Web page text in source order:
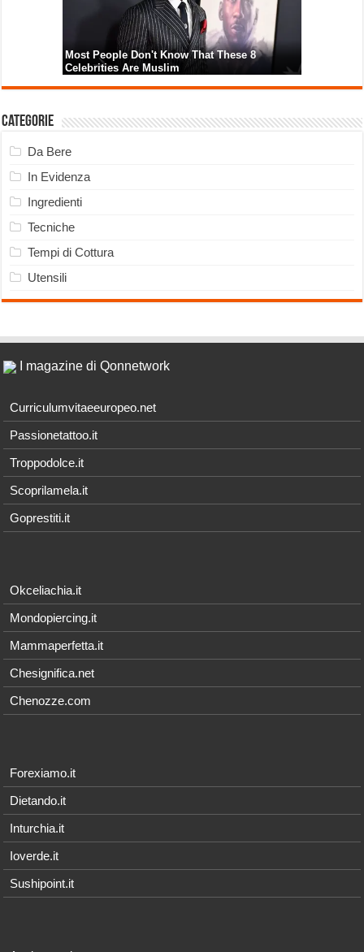
Categorie
Da Bere
In Evidenza
Ingredienti
Tecniche
Tempi di Cottura
Utensili
I magazine di Qonnetwork
Curriculumvitaeeuropeo.net
Passionetattoo.it
Troppodolce.it
Scoprilamela.it
Goprestiti.it
Okceliachia.it
Mondopiercing.it
Mammaperfetta.it
Chesignifica.net
Chenozze.com
Forexiamo.it
Dietando.it
Inturchia.it
Ioverde.it
Sushipoint.it